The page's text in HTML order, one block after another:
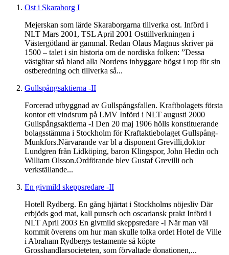
Ost i Skaraborg I
Mejerskan som lärde Skaraborgarna tillverka ost. Införd i
NLT Mars 2001, TSL April 2001 Osttillverkningen i
Västergötland är gammal. Redan Olaus Magnus skriver på
1500 – talet i sin historia om de nordiska folken: ”Dessa
västgötar stå bland alla Nordens inbyggare högst i rop för sin
ostberedning och tillverka så...
Gullspångsaktierna -II
Forcerad utbyggnad av Gullspångsfallen. Kraftbolagets första
kontor ett vindsrum på LMV Införd i NLT augusti 2000
Gullspångsaktierna -I Den 20 maj 1906 hölls konstituerande
bolagsstämma i Stockholm för Kraftaktiebolaget Gullspång-
Munkfors.Närvarande var bl a disponent Grevilli,doktor
Lundgren från Lidköping, baron Klingspor, John Hedin och
William Olsson.Ordförande blev Gustaf Grevilli och
verkställande...
En givmild skeppsredare -II
Hotell Rydberg. En gång hjärtat i Stockholms nöjesliv Där
erbjöds god mat, kall punsch och oscariansk prakt Införd i
NLT April 2003 En givmild skeppsredare -I När man väl
kommit överens om hur man skulle tolka ordet Hotel de Ville
i Abraham Rydbergs testamente så köpte
Grosshandlarsocieteten, som förvaltade donationen,...